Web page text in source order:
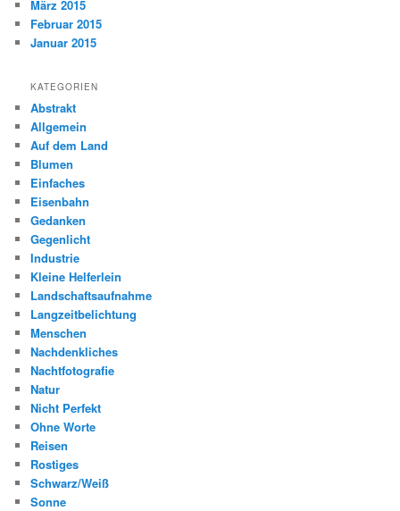
März 2015
Februar 2015
Januar 2015
KATEGORIEN
Abstrakt
Allgemein
Auf dem Land
Blumen
Einfaches
Eisenbahn
Gedanken
Gegenlicht
Industrie
Kleine Helferlein
Landschaftsaufnahme
Langzeitbelichtung
Menschen
Nachdenkliches
Nachtfotografie
Natur
Nicht Perfekt
Ohne Worte
Reisen
Rostiges
Schwarz/Weiß
Sonne